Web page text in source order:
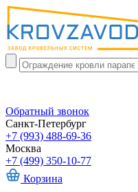
Обратный звонок
Санкт-Петербург
+7 (993) 488-69-36
Москва
+7 (499) 350-10-77
Корзина